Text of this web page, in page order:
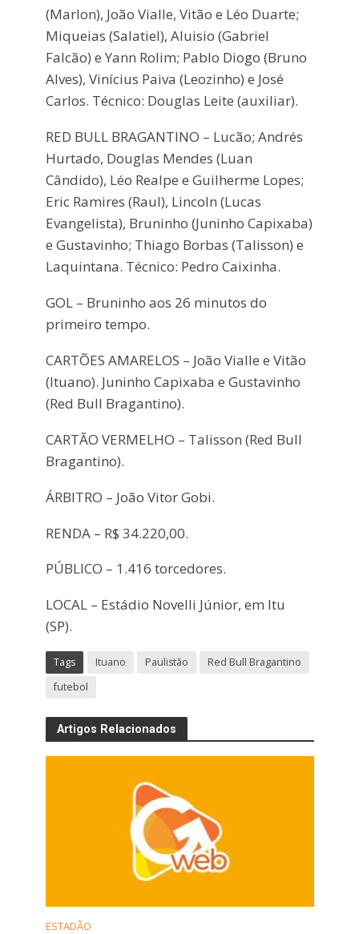
(Marlon), João Vialle, Vitão e Léo Duarte;
Miqueias (Salatiel), Aluisio (Gabriel
Falcão) e Yann Rolim; Pablo Diogo (Bruno
Alves), Vinícius Paiva (Leozinho) e José
Carlos. Técnico: Douglas Leite (auxiliar).
RED BULL BRAGANTINO – Lucão; Andrés
Hurtado, Douglas Mendes (Luan
Cândido), Léo Realpe e Guilherme Lopes;
Eric Ramires (Raul), Lincoln (Lucas
Evangelista), Bruninho (Juninho Capixaba)
e Gustavinho; Thiago Borbas (Talisson) e
Laquintana. Técnico: Pedro Caixinha.
GOL – Bruninho aos 26 minutos do
primeiro tempo.
CARTÕES AMARELOS – João Vialle e Vitão
(Ituano). Juninho Capixaba e Gustavinho
(Red Bull Bragantino).
CARTÃO VERMELHO – Talisson (Red Bull
Bragantino).
ÁRBITRO – João Vitor Gobi.
RENDA – R$ 34.220,00.
PÚBLICO – 1.416 torcedores.
LOCAL – Estádio Novelli Júnior, em Itu
(SP).
Tags Ituano Paulistão
Red Bull Bragantino
futebol
Artigos Relacionados
ESTADÃO